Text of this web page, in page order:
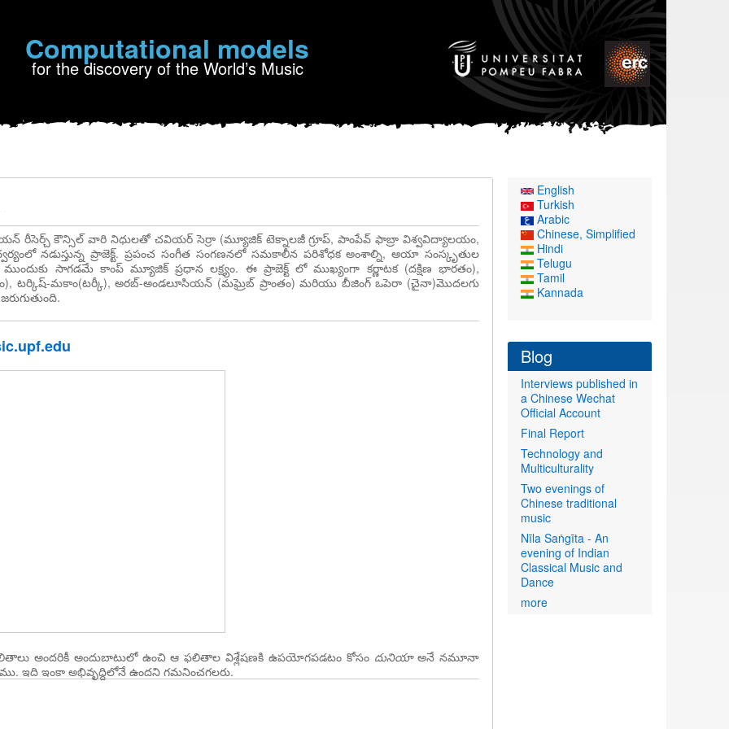
Computational models
for the discovery of the World’s Music
రీసెర్చ్ కౌన్సిల్ వారి నిధులతో చవియర్ సెర్రా (మ్యూజిక్ టెక్నాలజీ గ్రూప్, పాంపేవ్ ఫాబ్రా విశ్వవిద్యాలయం,
నడుస్తున్న ప్రాజెక్ట్. ప్రపంచ సంగీత సంగణనలో సమకాలీన పరిశోధక అంశాల్ని, ఆయా సంస్కృతుల
సాగడమే కాంప్ మ్యూజిక్ ప్రధాన లక్ష్యం. ఈ ప్రాజెక్ట్ లో ముఖ్యంగా కర్ణాటక (దక్షిణ భారతం),
టర్కిష్-మకాం(టర్కీ), అరబ్-అండలూసియన్ (మఘ్రెబ్ ప్రాంతం) మరియు బీజింగ్ ఒపెరా (చైనా)మొదలగు
అందరికీ అందుబాటులో ఉంచి ఆ ఫలితాల విశ్లేషణకి ఉపయోగపడటం కోసం దునియాఅనే నమూనా
ఇది ఇంకా అభివృద్దిలోనే ఉందని గమనించగలరు.
English
Turkish
Arabic
Chinese, Simplified
Hindi
Telugu
Tamil
Kannada
Blog
Interviews published in
a Chinese Wechat
Official Account
Final Report
Technology and
Multiculturality
Two evenings of
Chinese traditional
music
Nīla Saṅgīta - An
evening of Indian
Classical Music and
Dance
more